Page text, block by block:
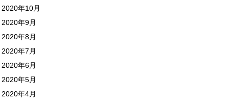
2020年10月
2020年9月
2020年8月
2020年7月
2020年6月
2020年5月
2020年4月